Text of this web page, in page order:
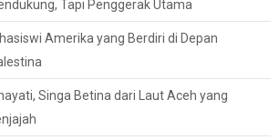
Tapi Penggerak Utama
Amerika yang Berdiri di Depan
Singa Betina dari Laut Aceh yang